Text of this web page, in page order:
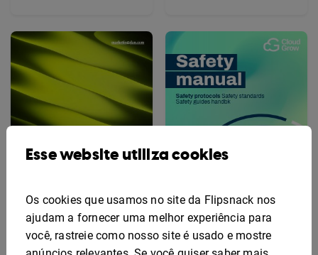
Esse website utiliza cookies
Os cookies que usamos no site da Flipsnack nos
ajudam a fornecer uma melhor experiência para
você, rastreie como nosso site é usado e mostre